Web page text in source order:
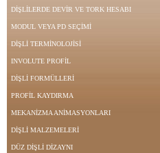
DİŞLİLERDE DEVİR VE TORK HESABI
MODUL VEYA PD SEÇİMİ
DİŞLİ TERMİNOLOJİSİ
INVOLUTE PROFİL
DİŞLİ FORMÜLLERİ
PROFİL KAYDIRMA
MEKANİZMA ANİMASYONLARI
DİŞLİ MALZEMELERİ
DÜZ DİŞLİ DİZAYNI